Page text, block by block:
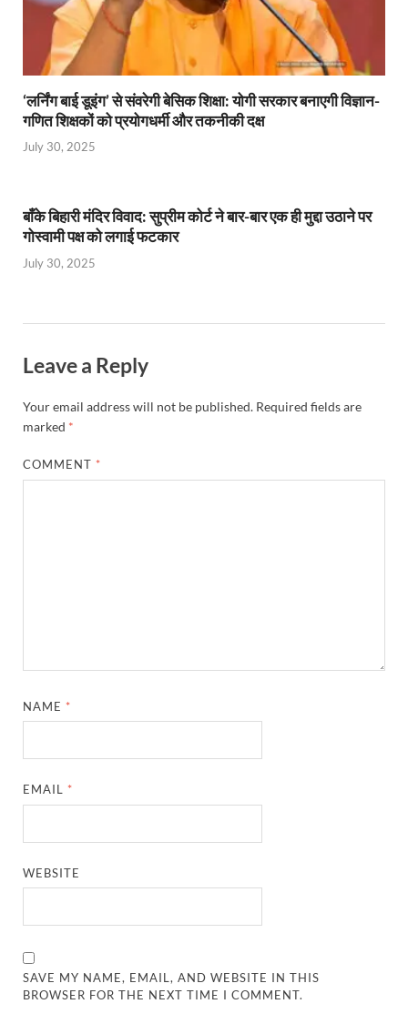
‘लर्निंग बाई डूइंग’ से संवरेगी बेसिक शिक्षा: योगी सरकार बनाएगी विज्ञान-
गणित शिक्षकों को प्रयोगधर्मी और तकनीकी दक्ष
July 30, 2025
बाँके बिहारी मंदिर विवाद: सुप्रीम कोर्ट ने बार-बार एक ही मुद्दा उठाने पर
गोस्वामी पक्ष को लगाई फटकार
July 30, 2025
Leave a Reply
Your email address will not be published. Required fields are
marked *
COMMENT *
NAME *
EMAIL *
WEBSITE
SAVE MY NAME, EMAIL, AND WEBSITE IN THIS
BROWSER FOR THE NEXT TIME I COMMENT.